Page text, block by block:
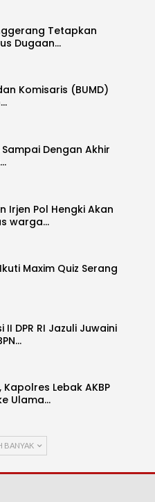
Tetapkan
Dugaan…
Komisaris (BUMD)
Sampai Dengan Akhir
Irjen Pol Hengki Akan
warga…
Maxim Quiz Serang
DPR RI Jazuli Juwaini
Lebak AKBP
Ulama…
BANYAK